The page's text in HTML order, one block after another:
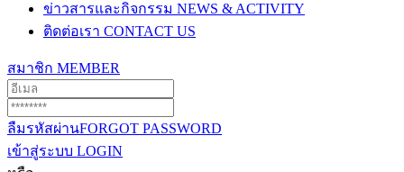
ข่าวสารและกิจกรรม NEWS & ACTIVITY
ติดต่อเรา CONTACT US
สมาชิก MEMBER
ลืมรหัสผ่านFORGOT PASSWORD
เข้าสู่ระบบ LOGIN